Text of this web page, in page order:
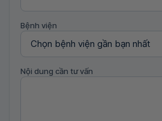
Bệnh viện
Nội dung cần tư vấn